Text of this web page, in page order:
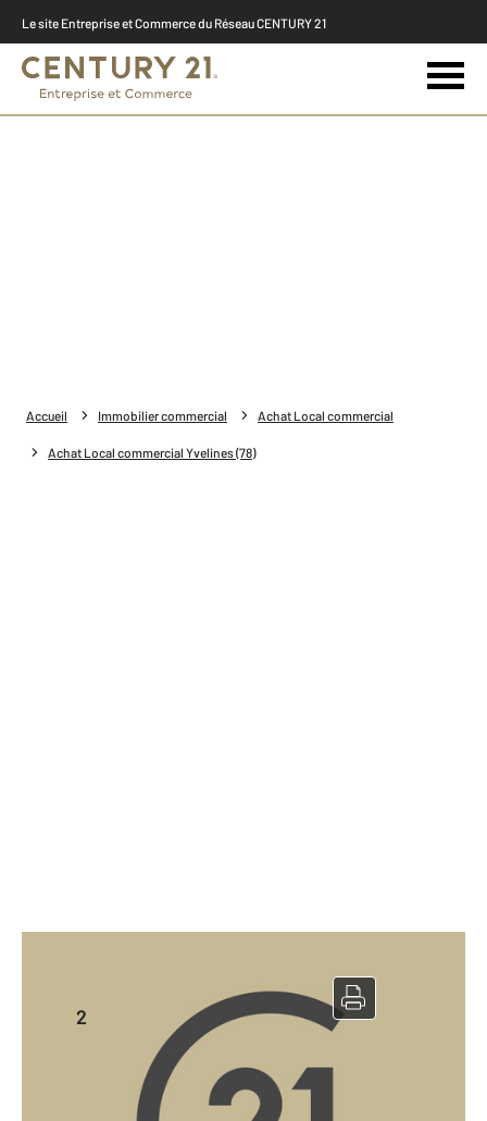
Le site Entreprise et Commerce du Réseau CENTURY 21
Accueil Immobilier commercial Achat Local commercial
Achat Local commercial Yvelines (78)
Local commercial à vendre
2 Yvelines - 78